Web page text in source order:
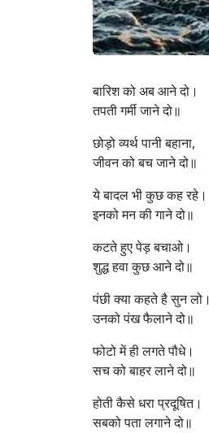
बारिश को अब आने दो।
तपती गर्मी जाने दो॥
छोड़ो व्यर्थ पानी बहाना,
जीवन को बच जाने दो॥
ये बादल भी कुछ कह रहे।
इनको मन की गाने दो॥
कटते हुए पेड़ बचाओ।
शुद्ध हवा कुछ आने दो॥
पंछी क्या कहते है सुन लो।
उनको पंख फैलाने दो॥
फोटो में ही लगते पौधे।
सच को बाहर लाने दो॥
होती कैसे धरा प्रदूषित।
सबको पता लगाने दो॥